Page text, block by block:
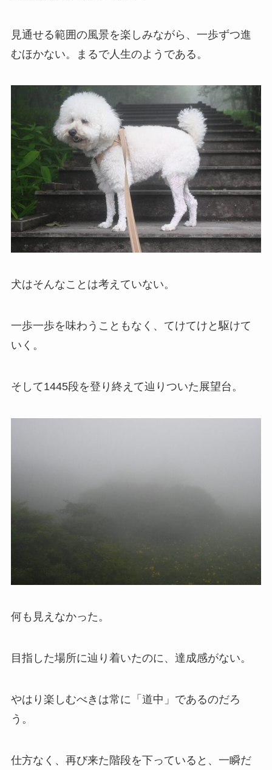
見通せる範囲の風景を楽しみながら、一歩ずつ進
むほかない。まるで人生のようである。
犬はそんなことは考えていない。
一歩一歩を味わうこともなく、てけてけと駆けて
いく。
そして1445段を登り終えて辿りついた展望台。
何も見えなかった。
目指した場所に辿り着いたのに、達成感がない。
やはり楽しむべきは常に「道中」であるのだろ
う。
仕方なく、再び来た階段を下っていると、一瞬だ